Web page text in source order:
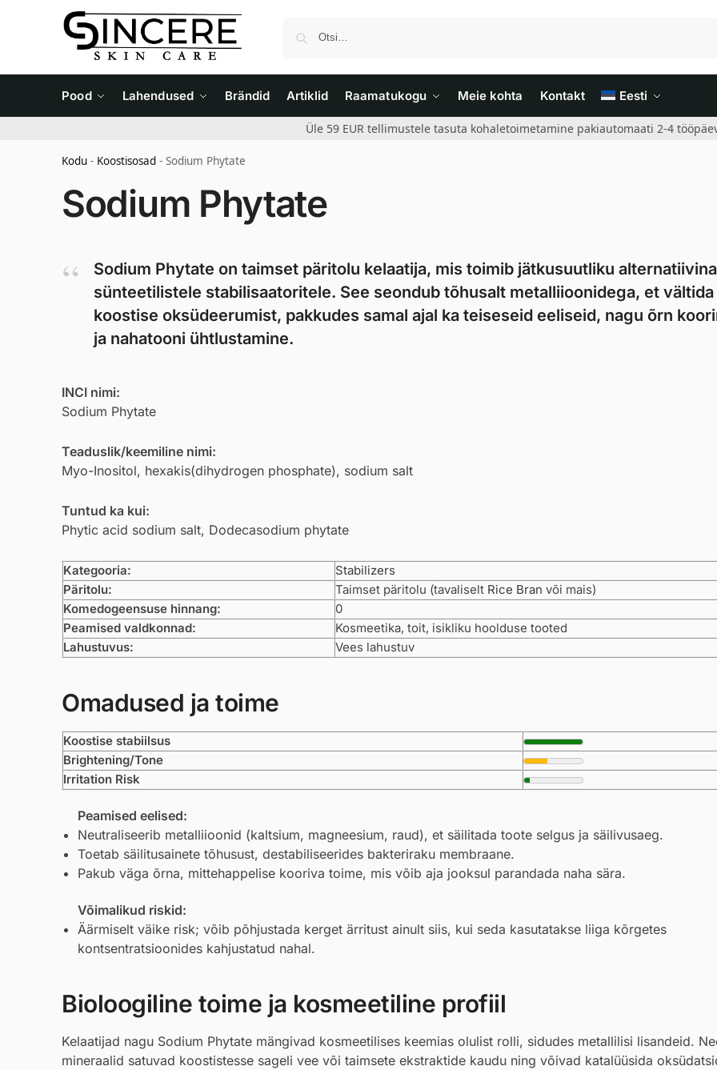
Pood Lahendused Brändid Artiklid Raamatukogu Meie kohta Kontakt Eesti
Üle 59 EUR tellimustele tasuta kohaletoimetamine pakiautomaati 2-4
Kodu - Koostisosad - Sodium Phytate
Sodium Phytate
Sodium Phytate on taimset päritolu kelaatija, mis toimib jätkusuutliku alternatiivina
sünteetilistele stabilisaatoritele. See seondub tõhusalt metalliioonidega, et vältida
koostise oksüdeerumist, pakkudes samal ajal ka teiseseid eeliseid, nagu õrn
ja nahatooni ühtlustamine.
INCI nimi:
Sodium Phytate
Teaduslik/keemiline nimi:
Myo-Inositol, hexakis(dihydrogen phosphate), sodium salt
Tuntud ka kui:
Phytic acid sodium salt, Dodecasodium phytate
Kategooria:
Stabilizers
Päritolu:
Taimset päritolu (tavaliselt Rice Bran või mais)
Komedogeensuse hinnang:
0
Peamised valdkonnad:
Kosmeetika, toit, isikliku hoolduse tooted
Lahustuvus:
Vees lahustuv
Omadused ja toime
Koostise stabiilsus
Brightening/Tone
Irritation Risk
Peamised eelised:
Neutraliseerib metalliioonid (kaltsium, magneesium, raud), et säilitada toote selgus ja säilivusaeg.
Toetab säilitusainete tõhusust, destabiliseerides bakteriraku membraane.
Pakub väga õrna, mittehappelise kooriva toime, mis võib aja jooksul parandada naha sära.
Võimalikud riskid:
Äärmiselt väike risk; võib põhjustada kerget ärritust ainult siis, kui seda kasutatakse liiga kõrgetes
kontsentratsioonides kahjustatud nahal.
Bioloogiline toime ja kosmeetiline profiil
Kelaatijad nagu Sodium Phytate mängivad kosmeetilises keemias olulist rolli, sidudes metallilisi lisandeid.
mineraalid satuvad koostistesse sageli vee või taimsete ekstraktide kaudu ning võivad katalüüsida